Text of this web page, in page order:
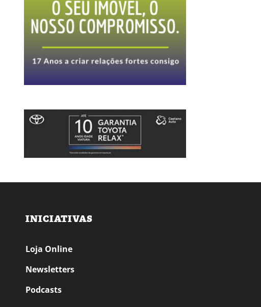
INICIATIVAS
Loja Online
Newsletters
Podcasts